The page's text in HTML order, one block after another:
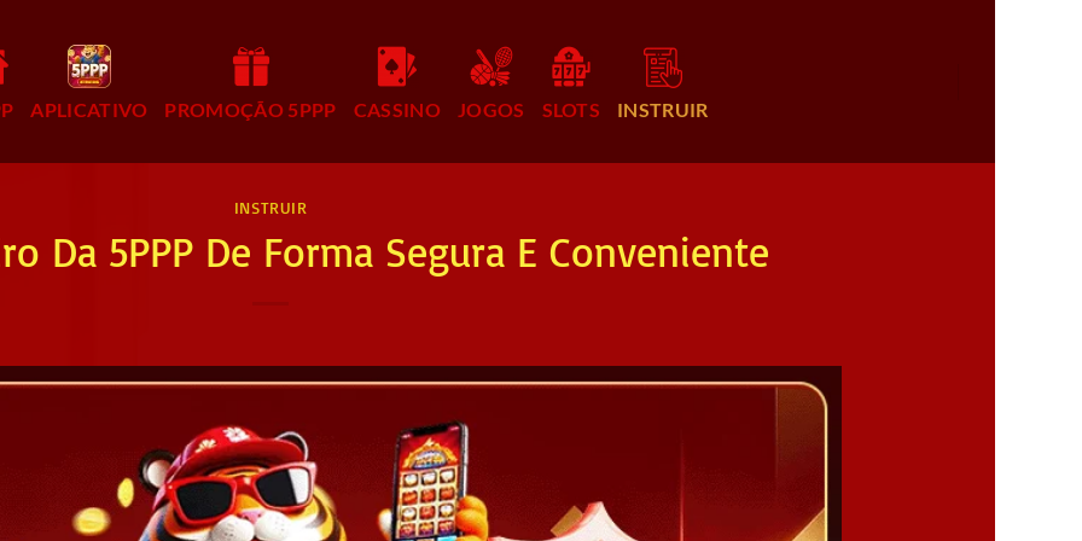
APLICATIVO PROMOÇÃO 5PPP CASSINO JOGOS SLOTS INSTRUIR
INSTRUIR
Da 5PPP De Forma Segura E Conveniente